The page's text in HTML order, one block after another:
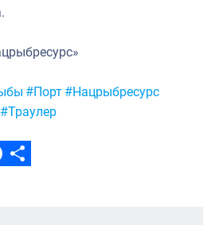
#Порт #Нацрыбресурс
#Траулер